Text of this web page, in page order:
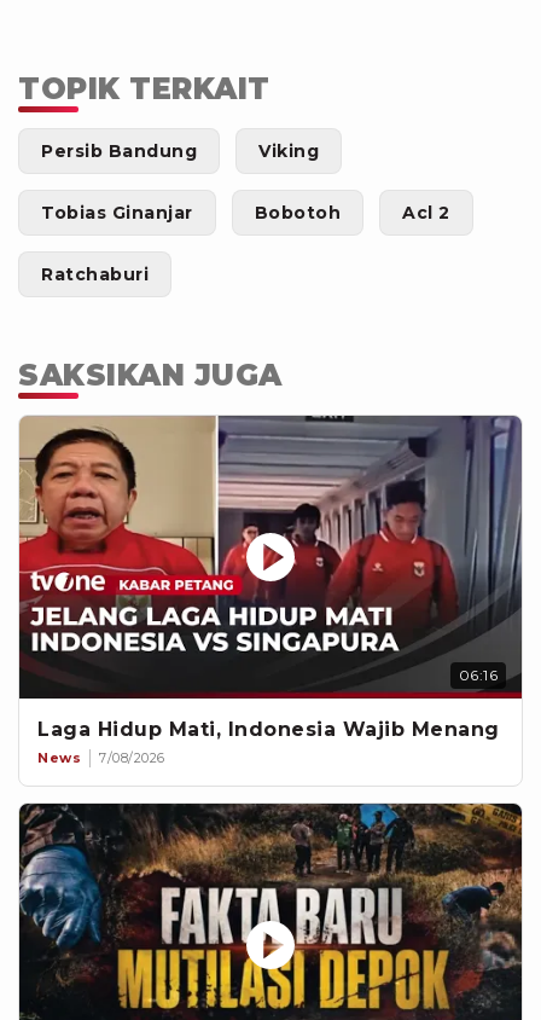
TOPIK TERKAIT
Persib Bandung Viking
Tobias Ginanjar Bobotoh Acl 2
Ratchaburi
SAKSIKAN JUGA
06:16
Laga Hidup Mati, Indonesia Wajib Menang
News 7/08/2026